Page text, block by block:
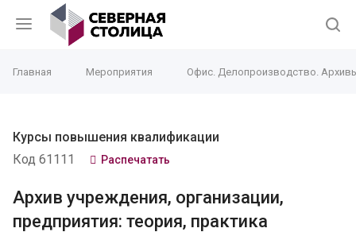
Главная Мероприятия Офис. Делопроизводство.
Курсы повышения квалификации
Код 61111
Распечатать
Архив учреждения, организации,
предприятия: теория, практика